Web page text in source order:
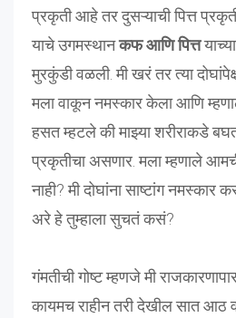
प्रकृती आहे तर दुसऱ्याची पित्त
याचे उगमस्थानकफ आणि पित्त
मुरकुंडी वळली. मी खरं तर त्या
मला वाकून नमस्कार केला आणि
हसत म्हटले की माझ्या शरीराकडे
प्रकृतीचा असणार. मला म्हणाले
नाही? मी दोघांना साष्टांग नमस्कार
अरे हे तुम्हाला सुचतं कसं?
गंमतीची गोष्ट म्हणजे मी
कायमच राहीन तरी देखील सात आठ